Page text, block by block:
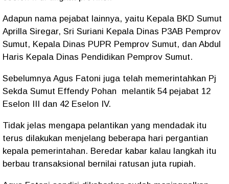
Adapun nama pejabat lainnya, yaitu Kepala BKD Sumut
Aprilla Siregar, Sri Suriani Kepala Dinas P3AB Pemprov
Sumut, Kepala Dinas PUPR Pemprov Sumut, dan Abdul
Haris Kepala Dinas Pendidikan Pemprov Sumut.
Sebelumnya Agus Fatoni juga telah memerintahkan Pj
Sekda Sumut Effendy Pohan melantik 54 pejabat 12
Eselon III dan 42 Eselon IV.
Tidak jelas mengapa pelantikan yang mendadak itu
terus dilakukan menjelang beberapa hari pergantian
kepala pemerintahan. Beredar kabar kalau langkah itu
berbau transaksional bernilai ratusan juta rupiah.